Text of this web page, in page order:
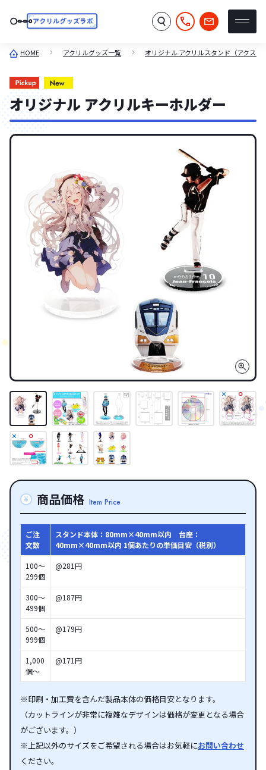
HOME アクリルグッズ一覧 オリジナル アクリルスタンド（アクスタ
オリジナル アクリルキーホルダー
商品価格 Item Price
ご注
文数
スタンド本体：80mm×40mm以内 台座：
40mm×40mm以内 1個あたりの単価目安（税別）
100～
299個
@281円
300～
499個
@187円
500～
999個
@179円
1,000
個～
@171円
※印刷・加工費を含んだ製品本体の価格目安となります。
（カットラインが非常に複雑なデザインは価格が変更となる場合
がございます。）
※上記以外のサイズをご希望される場合はお気軽にお問い合わせ
ください。